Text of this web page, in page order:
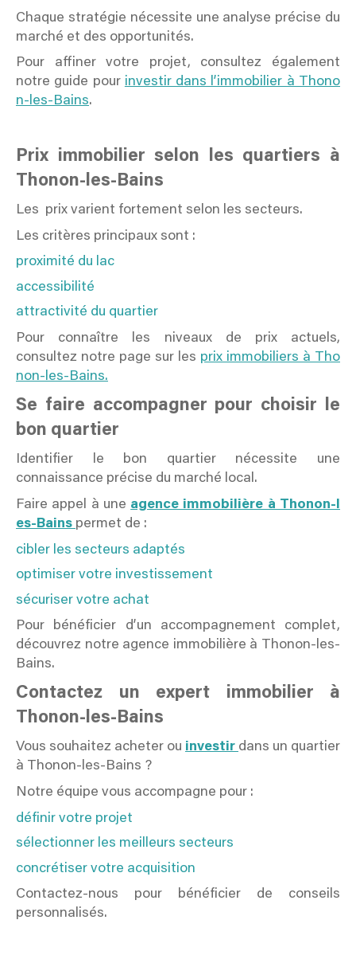
Chaque stratégie nécessite une analyse précise du
marché et des opportunités.
Pour affiner votre projet, consultez également
notre guide pour investir dans l’immobilier à Thono
n-les-Bains.
Prix immobilier selon les quartiers à
Thonon-les-Bains
Les prix varient fortement selon les secteurs.
Les critères principaux sont :
proximité du lac
accessibilité
attractivité du quartier
Pour connaître les niveaux de prix actuels,
consultez notre page sur les prix immobiliers à Tho
non-les-Bains.
Se faire accompagner pour choisir le
bon quartier
Identifier le bon quartier nécessite une
connaissance précise du marché local.
Faire appel à une agence immobilière à Thonon-l
es-Bains permet de :
cibler les secteurs adaptés
optimiser votre investissement
sécuriser votre achat
Pour bénéficier d’un accompagnement complet,
découvrez notre agence immobilière à Thonon-les-
Bains.
Contactez un expert immobilier à
Thonon-les-Bains
Vous souhaitez acheter ou investir dans un quartier
à Thonon-les-Bains ?
Notre équipe vous accompagne pour :
définir votre projet
sélectionner les meilleurs secteurs
concrétiser votre acquisition
Contactez-nous pour bénéficier de conseils
personnalisés.